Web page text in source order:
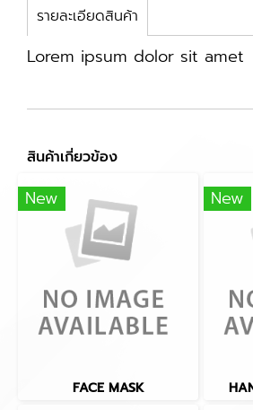
รายละเอียดสินค้า
Lorem ipsum dolor sit amet
สินค้าเกี่ยวข้อง
New
FACE MASK
New